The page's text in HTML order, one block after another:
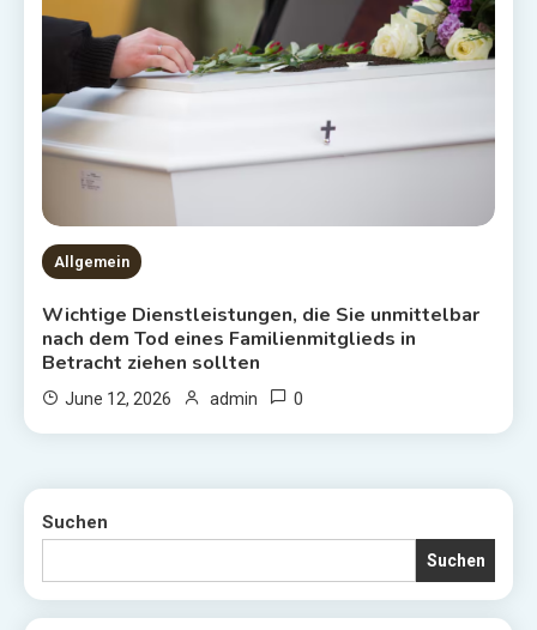
Allgemein
Wichtige Dienstleistungen, die Sie unmittelbar
nach dem Tod eines Familienmitglieds in
Betracht ziehen sollten
June 12, 2026 admin 0
Suchen
Suchen